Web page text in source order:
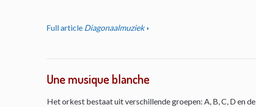
Full article Diagonaalmuziek
Une musique blanche
Het orkest bestaat uit verschillende groepen: A, B, C, D en de